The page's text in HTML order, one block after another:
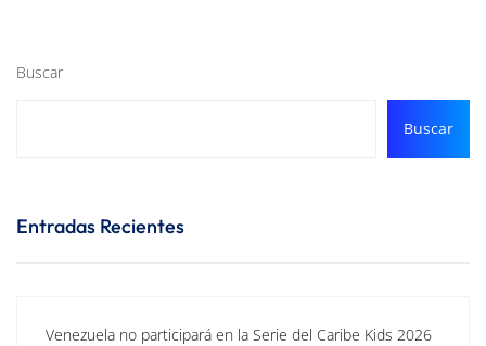
Buscar
Buscar
Entradas Recientes
Venezuela no participará en la Serie del Caribe Kids 2026